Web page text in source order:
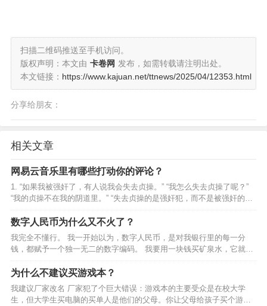
扫描二维码推送至手机访问。
版权声明：本文由 卡卷网 发布，如需转载请注明出处。
本文链接： https://www.kajuan.net/ttnews/2025/04/12353.html
分享给朋友：
相关文章
网易云音乐里有哪些打动你的评论？
1. “如果我被强奸了，有人说我会失去贞操。” “我怎么失去贞操了呢？”
“我的贞操不在我的阴道里。” “失去贞操的是强奸犯，而不是被强奸的
人。” 2. 但要记得那年海边的烟火，我们不拘一格 ，嘲笑过生活。
………网易云热评《这样就很好》…
数字人民币为什么又不火了？
我完全不懂行。 我一开始以为，数字人民币，是对我银行里的每一分
钱，都赋予一个独一无二的数字编码。 我要用一块钱买矿泉水，它就从
我的存款中随机选取一百个一分钱，组合成一块钱，支付给商家。 我花
一百块钱吃饭，它就随机选取一万个一分钱，组合成一百…
为什么不建议买游戏本？
我建议厂家改名 厂家犯了个巨大错误：游戏本的主要受众是在校大学
生，但大学生买电脑的买单人是他们的父母。你让父母给孩子买个游戏